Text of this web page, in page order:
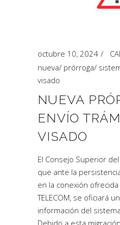
octubre 10, 2024
nueva/ prórroga/
visado
NUEVA
ENVÍO
VISADO
El Consejo Superior del
que ante la
en la conexión
TELECOM, se oficiará
información del
Debido a esta